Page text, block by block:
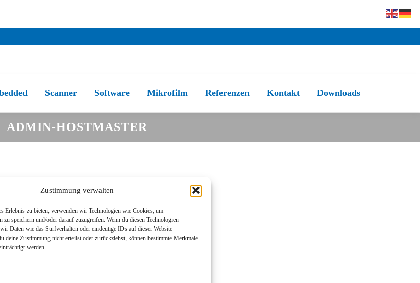
Zustimmung verwalten
Erlebnis zu bieten, verwenden wir Technologien wie Cookies, um
zu speichern und/oder darauf zuzugreifen. Wenn du diesen Technologien
Daten wie das Surfverhalten oder eindeutige IDs auf dieser Website
deine Zustimmung nicht erteilst oder zurückziehst, können bestimmte Merkmale
werden.
Scanner Software Mikrofilm Referenzen Kontakt Downloads
ADMIN-HOSTMASTER